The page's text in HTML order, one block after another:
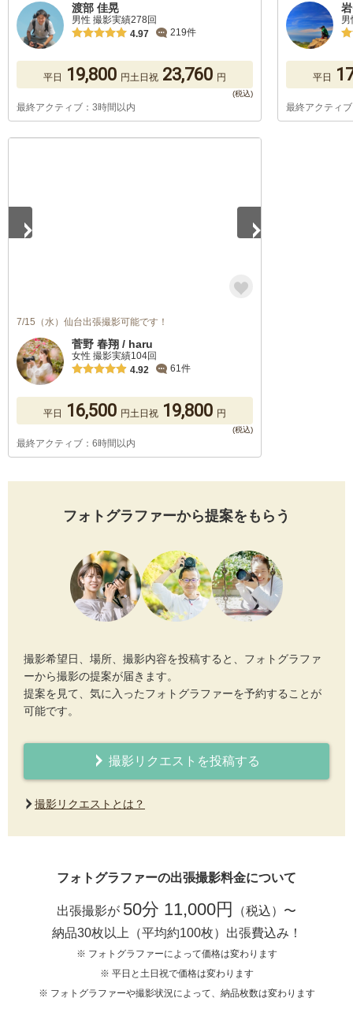
渡部 佳晃
男性 撮影実績278回
4.97
219件
平日 19,800 円土日祝 23,760 円
最終アクティブ：3時間以内
平日
最終アクティ
7/15（水）仙台出張撮影可能です！
菅野 春翔 / haru
女性 撮影実績104回
4.92
61件
平日 16,500 円土日祝 19,800 円
最終アクティブ：6時間以内
フォトグラファーから提案をもらう
撮影希望日、場所、撮影内容を投稿すると、フォトグラファ
ーから撮影の提案が届きます。
提案を見て、気に入ったフォトグラファーを予約することが
可能です。
撮影リクエストを投稿する
撮影リクエストとは？
フォトグラファーの出張撮影料金について
出張撮影が 50分 11,000円
（税込）〜
納品30枚以上（平均約100枚）出張費込み！
※ フォトグラファーによって価格は変わります
※ 平日と土日祝で価格は変わります
※ フォトグラファーや撮影状況によって、納品枚数は変わります